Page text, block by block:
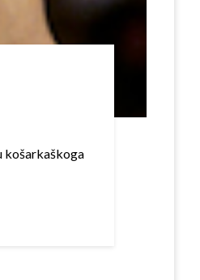
košarkaškoga